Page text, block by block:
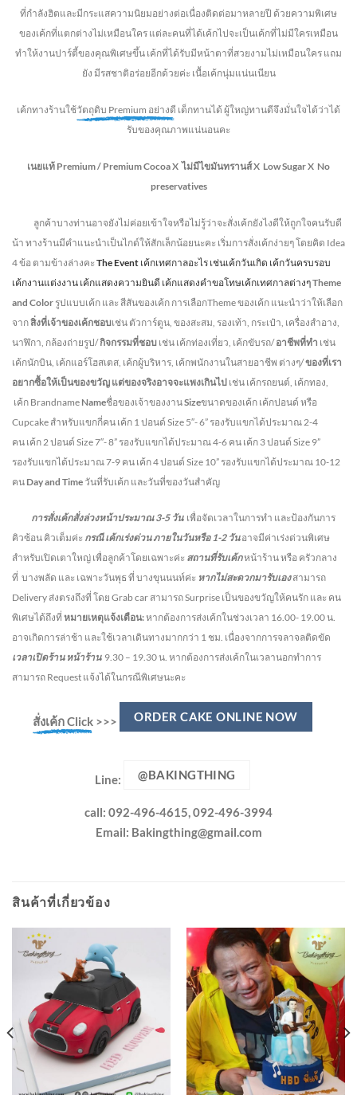
ที่กำลังฮิตและมีกระแสความนิยมอย่างต่อเนื่องติดต่อมาหลายปี ด้วยความพิเศษ
ของเค้กที่แตกต่างไม่เหมือนใคร แต่ละคนที่ได้เค้กไปจะเป็นเค้กที่ไม่มีใครเหมือน
ทำให้งานปาร์ตี้ของคุณพิเศษขึ้น เค้กที่ได้รับมีหน้าตาที่สวยงามไม่เหมือนใคร แถม
ยัง มีรสชาติอร่อยอีกด้วยค่ะ เนื้อเค้กนุ่มแน่นเนียน
เค้กทางร้านใช้วัตถุดิบ Premium อย่างดี เด็กทานได้ ผู้ใหญ่ทานดีจึงมั่นใจได้ว่าได้
รับของคุณภาพแน่นอนคะ
เนยแท้ Premium / Premium CocoaX ไม่มีไขมันทรานส์X Low SugarX No
preservatives
ลูกค้าบางท่านอาจยังไม่ค่อยเข้าใจหรือไม่รู้ว่าจะสั่งเค้กยังไงดีให้ถูกใจคนรับดี
น้า ทางร้านมีคำแนะนำเป็นไกด์ให้สักเล็กน้อยนะคะ เริ่มการสั่งเค้กง่ายๆ โดยคิด Idea
4 ข้อ ตามข้างล่างคะ The Event เค้กเทศกาลอะไร เช่นเค้กวันเกิด เค้กวันครบรอบ
เค้กงานแต่งงาน เค้กแสดงความยินดี เค้กแสดงคำขอโทษเค้กเทศกาลต่างๆTheme
and Color รูปแบบเค้ก และ สีสันของเค้ก การเลือกTheme ของเค้ก แนะนำว่าให้เลือก
จากสิ่งที่เจ้าของเค้กชอบเช่น ตัวการ์ตูน, ของสะสม, รองเท้า, กระเป๋า, เครื่องสำอาง,
นาฬิกา, กล้องถ่ายรูป/กิจกรรมที่ชอบ เช่น เค้กท่องเที่ยว, เค้กขับรถ/อาชีพที่ทำ เช่น
เค้กนักบิน, เค้กแอร์โฮสเตส, เค้กผู้บริหาร, เค้กพนักงานในสายอาชีพ ต่างๆ/ของที่เรา
อยากซื้อให้เป็นของขวัญ แต่ของจริงอาจจะแพงเกินไป เช่น เค้กรถยนต์, เค้กทอง,
เค้ก Brandname Nameชื่อของเจ้าของงานSizeขนาดของเค้ก เค้กปอนด์ หรือ
Cupcake สำหรับแขกกี่คน เค้ก 1 ปอนด์ Size 5″- 6” รองรับแขกได้ประมาณ 2-4
คน เค้ก 2 ปอนด์ Size 7″- 8” รองรับแขกได้ประมาณ 4-6 คน เค้ก 3 ปอนด์ Size 9”
รองรับแขกได้ประมาณ 7-9 คน เค้ก 4 ปอนด์ Size 10” รองรับแขกได้ประมาณ 10-12
คน Day and Time วันที่รับเค้ก และวันที่ของวันสำคัญ
การสั่งเค้กสั่งล่วงหน้าประมาณ3-5 วัน เพื่อจัดเวลาในการทำ และป้องกันการ
คิวซ้อน คิวเต็มค่ะ กรณี เค้กเร่งด่วนภายในวันหรือ1-2 วัน อาจมีค่าเร่งด่วนพิเศษ
สำหรับเปิดเตาใหญ่ เพื่อลูกค้าโดยเฉพาะค่ะ สถานที่รับเค้กหน้าร้าน หรือ ครัวกลาง
ที่ บางพลัด และ เฉพาะวันพุธ ที่ บางขุนนนท์ค่ะ หากไม่สะดวกมารับเองสามารถ
Delivery ส่งตรงถึงที่ โดย Grab car สามารถ Surprise เป็นของขวัญให้คนรัก และ คน
พิเศษได้ถึงที่ หมายเหตุแจ้งเตือน:หากต้องการส่งเค้กในช่วงเวลา 16.00- 19.00 น.
อาจเกิดการล่าช้า และใช้เวลาเดินทางมากกว่า 1 ชม. เนื่องจากการจลาจลติดขัด
เวลาเปิดร้าน หน้าร้าน 9.30 – 19.30 น. หากต้องการส่งเค้กในเวลานอกทำการ
สามารถ Request แจ้งได้ในกรณีพิเศษนะคะ
สั่งเค้ก Click>>> ORDER CAKE ONLINE NOW
Line: @BAKINGTHING
call: 092-496-4615, 092-496-3994
Email: Bakingthing@gmail.com
สินค้าที่เกี่ยวข้อง